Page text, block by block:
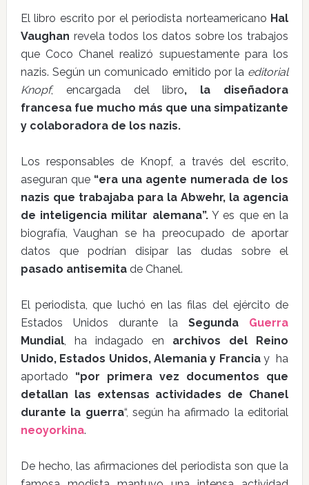
El libro escrito por el periodista norteamericano Hal
Vaughan revela todos los datos sobre los trabajos
que Coco Chanel realizó supuestamente para los
nazis. Según un comunicado emitido por la editorial
Knopf, encargada del libro, la diseñadora
francesa fue mucho más que una simpatizante
y colaboradora de los nazis.
Los responsables de Knopf, a través del escrito,
aseguran que“era una agente numerada de los
nazis que trabajaba para la Abwehr, la agencia
de inteligencia militar alemana”.Y es que en la
biografía, Vaughan se ha preocupado de aportar
datos que podrían disipar las dudas sobre el
pasado antisemitade Chanel.
El periodista, que luchó en las filas del ejército de
Estados Unidos durante la Segunda Guerra
Mundial, ha indagado en archivos del Reino
Unido, Estados Unidos, Alemania y Franciay ha
aportado “por primera vez documentos que
detallan las extensas actividades de Chanel
durante la guerra“, según ha afirmado la editorial
neoyorkina.
De hecho, las afirmaciones del periodista son que la